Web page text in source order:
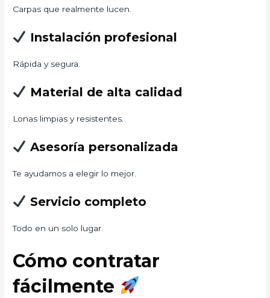
Carpas que realmente lucen.
Instalación profesional
Rápida y segura.
Material de alta calidad
Lonas limpias y resistentes.
Asesoría personalizada
Te ayudamos a elegir lo mejor.
Servicio completo
Todo en un solo lugar.
Cómo contratar
fácilmente